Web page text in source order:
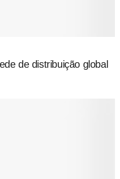
de distribuição global